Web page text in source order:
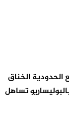
الخناق
تساهل